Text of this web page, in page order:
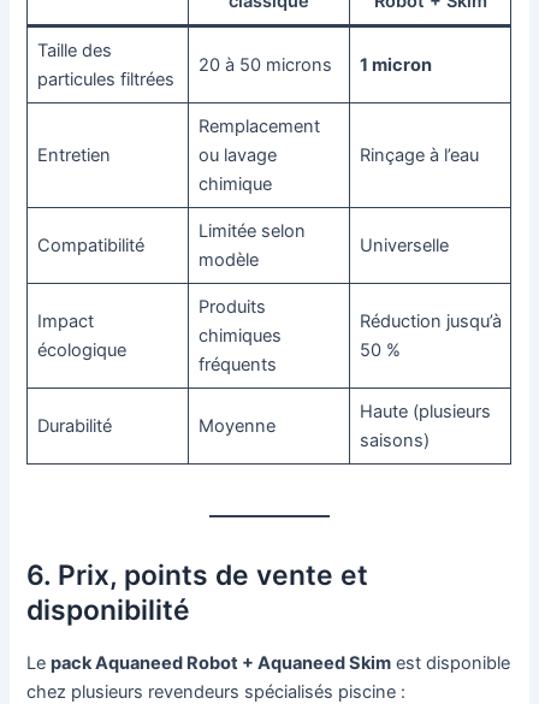
Taille des
particules filtrées
20 à 50 microns 1 micron
Entretien
Remplacement
ou lavage
chimique
Rinçage à l’eau
Compatibilité
Limitée selon
modèle
Universelle
Impact
écologique
Produits
chimiques
fréquents
Réduction jusqu’à
50 %
Durabilité Moyenne
Haute (plusieurs
saisons)
6. Prix, points de vente et
disponibilité
Lepack Aquaneed Robot + Aquaneed Skim est disponible
chez plusieurs revendeurs spécialisés piscine :